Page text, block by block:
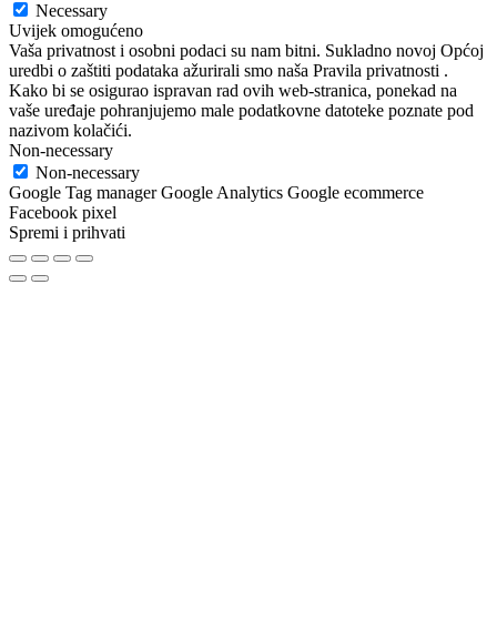
Necessary
Uvijek omogućeno
Vaša privatnost i osobni podaci su nam bitni. Sukladno novoj Općoj
uredbi o zaštiti podataka ažurirali smo naša Pravila privatnosti .
Kako bi se osigurao ispravan rad ovih web-stranica, ponekad na
vaše uređaje pohranjujemo male podatkovne datoteke poznate pod
nazivom kolačići.
Non-necessary
Non-necessary
Google Tag manager Google Analytics Google ecommerce
Facebook pixel
Spremi i prihvati